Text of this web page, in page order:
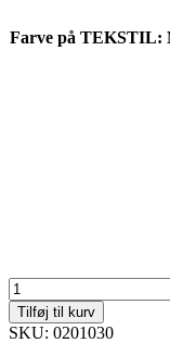
Farve på TEKSTIL:
Miami
Roundneck
antal
Tilføj til kurv
SKU: 0201030